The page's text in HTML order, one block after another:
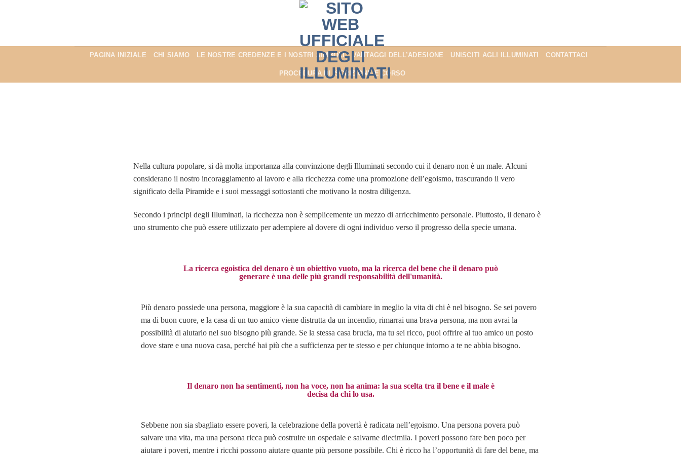
PAGINA INIZIALE CHI SIAMO LE NOSTRE CREDENZE E I NOSTRI SIMBOLI VANTAGGI DELL’ADESIONE UNISCITI AGLI ILLUMINATI CONTATTACI
PROCEDURA DI ISCRIZIONE E CORSO
Nella cultura popolare, si dà molta importanza alla convinzione degli Illuminati secondo cui il denaro non è un male. Alcuni
considerano il nostro incoraggiamento al lavoro e alla ricchezza come una promozione dell’egoismo, trascurando il vero
significato della Piramide e i suoi messaggi sottostanti che motivano la nostra diligenza.
Secondo i principi degli Illuminati, la ricchezza non è semplicemente un mezzo di arricchimento personale. Piuttosto, il denaro è
uno strumento che può essere utilizzato per adempiere al dovere di ogni individuo verso il progresso della specie umana.
La ricerca egoistica del denaro è un obiettivo vuoto, ma la ricerca del bene che il denaro può
generare è una delle più grandi responsabilità dell'umanità.
Più denaro possiede una persona, maggiore è la sua capacità di cambiare in meglio la vita di chi è nel bisogno. Se sei povero
ma di buon cuore, e la casa di un tuo amico viene distrutta da un incendio, rimarrai una brava persona, ma non avrai la
possibilità di aiutarlo nel suo bisogno più grande. Se la stessa casa brucia, ma tu sei ricco, puoi offrire al tuo amico un posto
dove stare e una nuova casa, perché hai più che a sufficienza per te stesso e per chiunque intorno a te ne abbia bisogno.
Il denaro non ha sentimenti, non ha voce, non ha anima: la sua scelta tra il bene e il male è
decisa da chi lo usa.
Sebbene non sia sbagliato essere poveri, la celebrazione della povertà è radicata nell’egoismo. Una persona povera può
salvare una vita, ma una persona ricca può costruire un ospedale e salvarne diecimila. I poveri possono fare ben poco per
aiutare i poveri, mentre i ricchi possono aiutare quante più persone possibile. Chi è ricco ha l’opportunità di fare del bene, ma